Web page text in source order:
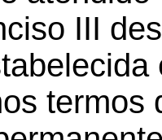
III
termos